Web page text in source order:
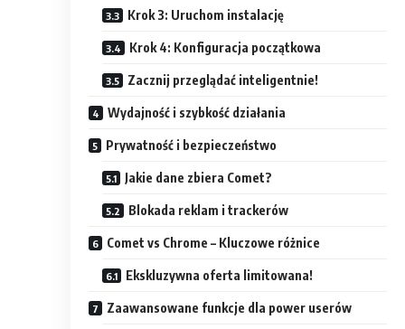
Krok 3: Uruchom instalację
Krok 4: Konfiguracja początkowa
Zacznij przeglądać inteligentnie!
Wydajność i szybkość działania
Prywatność i bezpieczeństwo
Jakie dane zbiera Comet?
Blokada reklam i trackerów
Comet vs Chrome – Kluczowe różnice
Ekskluzywna oferta limitowana!
Zaawansowane funkcje dla power userów